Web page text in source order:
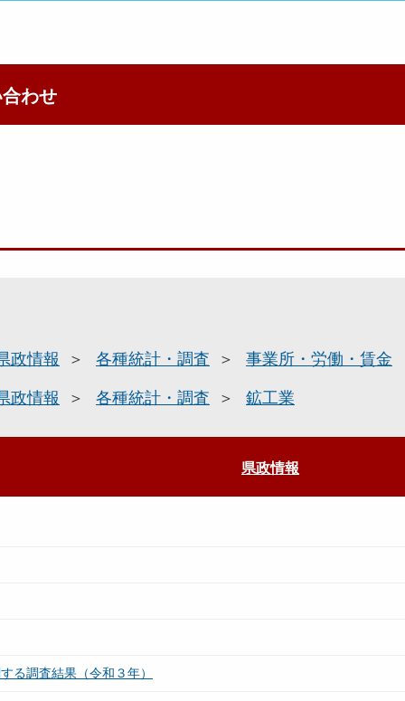
わせ
政情報 各種統計・調査 事業所・労働・賃金
政情報 各種統計・調査 鉱工業
県政情報
る調査結果（令和３年）